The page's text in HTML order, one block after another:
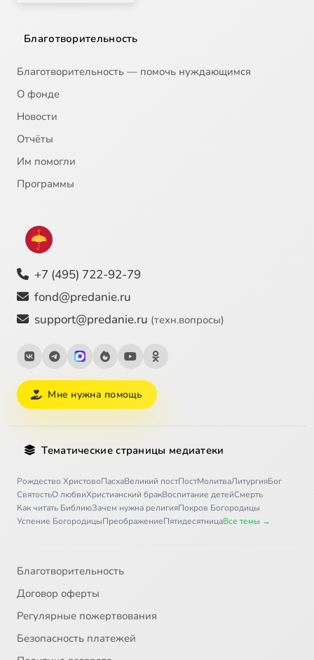
Благотворительность
Благотворительность — помочь нуждающимся
О фонде
Новости
Отчёты
Им помогли
Программы
+7 (495) 722-92-79
fond@predanie.ru
support@predanie.ru (техн.вопросы)
Мне нужна помощь
Тематические страницы медиатеки
Рождество ХристовоПасхаВеликий постПостМолитваЛитургияБог
СвятостьО любвиХристианский бракВоспитание детейСмерть
Как читать БиблиюЗачем нужна религияПокров Богородицы
Успение БогородицыПреображениеПятидесятницаВсе темы →
Благотворительность
Договор оферты
Регулярные пожертвования
Безопасность платежей